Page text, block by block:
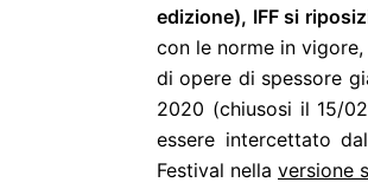
edizione), IFF si
con le norme in
di opere di spessore
2020 (chiusosi il 15/
essere intercettato
Festival nella versione